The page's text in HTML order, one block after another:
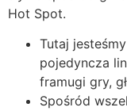
Hot Spot.
Tutaj
pojedyncza
framugi gry,
Spośród